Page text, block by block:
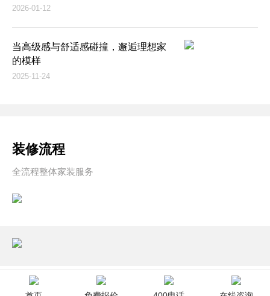
2026-01-12
当高级感与舒适感碰撞，邂逅理想家
的模样
2025-11-24
装修流程
全流程整体家装服务